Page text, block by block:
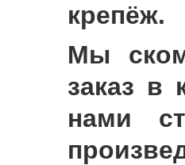
крепёж.
Мы
заказ в
нами